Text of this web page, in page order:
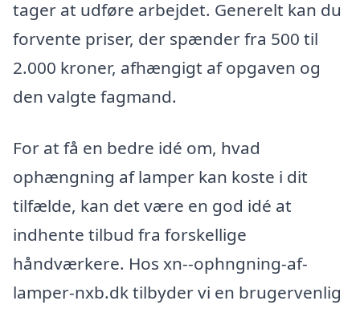
tager at udføre arbejdet. Generelt kan du
forvente priser, der spænder fra 500 til
2.000 kroner, afhængigt af opgaven og
den valgte fagmand.
For at få en bedre idé om, hvad
ophængning af lamper kan koste i dit
tilfælde, kan det være en god idé at
indhente tilbud fra forskellige
håndværkere. Hos xn--ophngning-af-
lamper-nxb.dk tilbyder vi en brugervenlig